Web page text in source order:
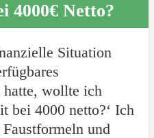
4000€ Netto?
Situation
hatte, wollte ich
bei 4000 netto?‘ Ich
und